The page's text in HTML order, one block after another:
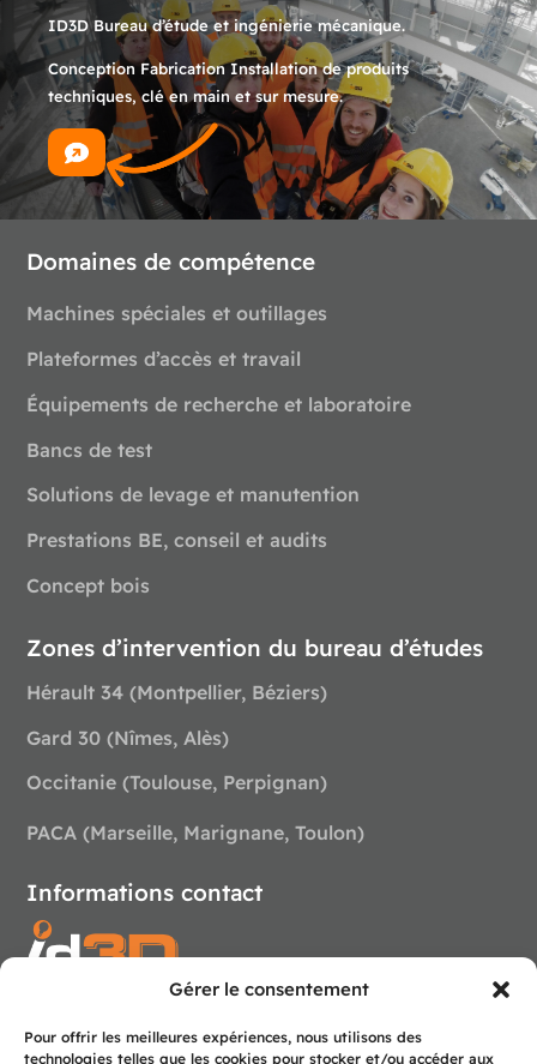
Gérer le consentement
Pour offrir les meilleures expériences, nous utilisons des
technologies telles que les cookies pour stocker et/ou accéder aux
ID3D Bureau d’étude et ingénierie mécanique.
Conception Fabrication Installation de produits
techniques, clé en main et sur mesure.
Domaines de compétence
Machines spéciales et outillages
Plateformes d’accès et travail
Équipements de recherche et laboratoire
Bancs de test
Solutions de levage et manutention
Prestations BE, conseil et audits
Concept bois
Zones d’intervention du bureau d’études
Hérault 34 (Montpellier, Béziers)
Gard 30 (Nîmes, Alès)
Occitanie (Toulouse, Perpignan)
PACA (Marseille, Marignane, Toulon)
Informations contact
contact@id3d-montpellier.com